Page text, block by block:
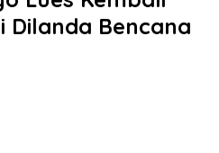
Dilanda Bencana